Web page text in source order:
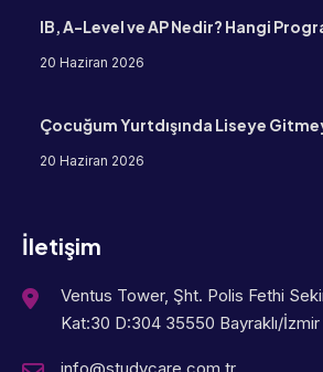
IB, A-Level ve AP Nedir? Hangi
20 Haziran 2026
Çocuğum Yurtdışında Liseye
20 Haziran 2026
İletişim
Ventus Tower, Şht. Polis Fethi
Kat:30 D:304 35550 Bayraklı/İzmir
info@studycare.com.tr